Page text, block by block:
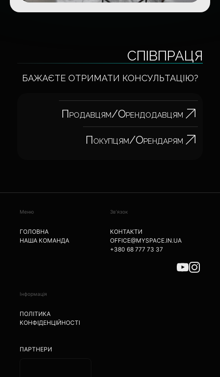
СПІВПРАЦЯ
БАЖАЄТЕ ОТРИМАТИ КОНСУЛЬТАЦІЮ?
Продавцям/Орендодавцям
Покупцям/Орендарям
Меню
ГОЛОВНА
НАША КОМАНДА
Інформація
ПОЛІТИКА
КОНФІДЕНЦІЙНОСТІ
ПАРТНЕРИ
Зв’язок
КОНТАКТИ
OFFICE@MYSPACE.IN.UA
+380 68 777 73 37